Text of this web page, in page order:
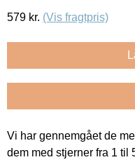
579 kr. (Vis fragtpris)
Vi har gennemgået de
dem med stjerner fra 1 til